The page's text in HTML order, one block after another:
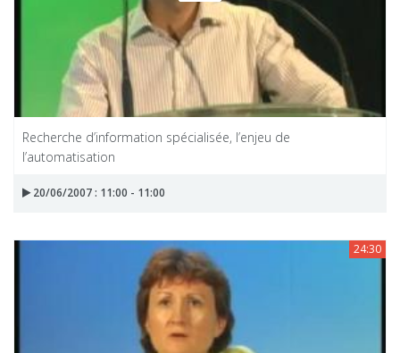
Recherche d’information spécialisée, l’enjeu de
l’automatisation
20/06/2007 : 11:00 - 11:00
24:30